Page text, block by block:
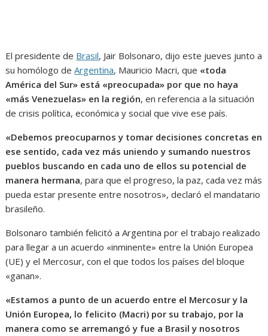
El presidente de Brasil, Jair Bolsonaro, dijo este jueves junto a
su homólogo deArgentina, Mauricio Macri, que «toda
América del Sur» está «preocupada» por que no haya
«más Venezuelas» en la región, en referencia a la situación
de crisis política, económica y social que vive ese país.
«Debemos preocuparnos y tomar decisiones concretas en
ese sentido, cada vez más uniendo y sumando nuestros
pueblos buscando en cada uno de ellos su potencial de
manera hermana, para que el progreso, la paz, cada vez más
pueda estar presente entre nosotros», declaró el mandatario
brasileño.
Bolsonaro también felicitó a Argentina por el trabajo realizado
para llegar a un acuerdo «inminente» entre la Unión Europea
(UE) y el Mercosur, con el que todos los países del bloque
«ganan».
«Estamos a punto de un acuerdo entre el Mercosur y la
Unión Europea, lo felicito (Macri) por su trabajo, por la
manera como se arremangó y fue a Brasil y nosotros